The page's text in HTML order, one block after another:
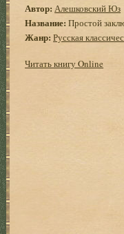
Автор: Алешковский Юз
Название: Простой
Жанр: Русская
Читать книгу Online